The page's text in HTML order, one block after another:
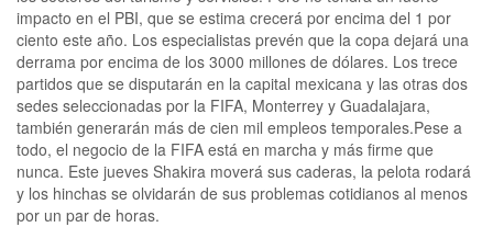
impacto en el PBI, que se estima crecerá por encima del 1 por
ciento este año. Los especialistas prevén que la copa dejará una
derrama por encima de los 3000 millones de dólares. Los trece
partidos que se disputarán en la capital mexicana y las otras dos
sedes seleccionadas por la FIFA, Monterrey y Guadalajara,
también generarán más de cien mil empleos temporales.Pese a
todo, el negocio de la FIFA está en marcha y más firme que
nunca. Este jueves Shakira moverá sus caderas, la pelota rodará
y los hinchas se olvidarán de sus problemas cotidianos al menos
por un par de horas.